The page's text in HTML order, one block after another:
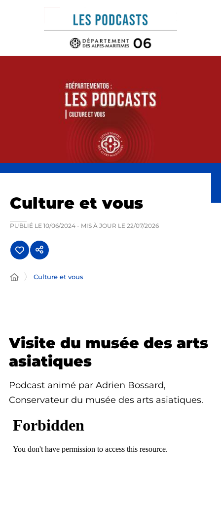
Panneau de gestion des cookies
Culture et vous
PUBLIÉ LE 10/06/2024 - MIS À JOUR LE 22/07/2026
Culture et vous
Visite du musée des arts
asiatiques
Podcast animé par Adrien Bossard,
Conservateur du musée des arts asiatiques.